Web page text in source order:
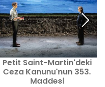
Petit Saint-Martin'deki
Ceza Kanunu'nun 353.
Maddesi